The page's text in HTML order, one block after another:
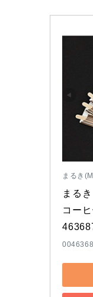
まるき
まる
コー